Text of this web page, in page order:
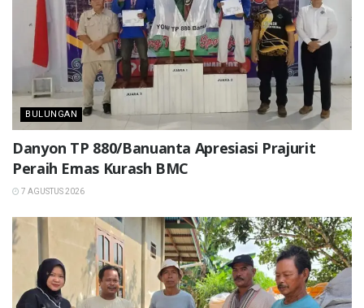
BULUNGAN
Danyon TP 880/Banuanta Apresiasi Prajurit
Peraih Emas Kurash BMC
7 AGUSTUS 2026